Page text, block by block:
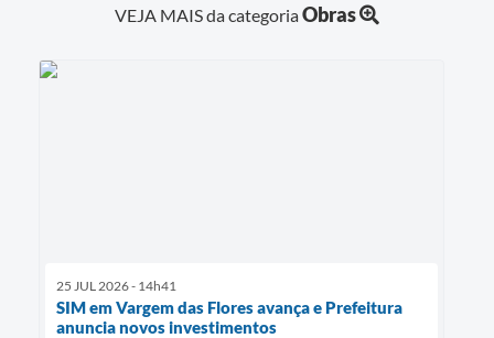
VEJA MAIS da categoriaObras
25 JUL 2026 - 14h41
SIM em Vargem das Flores avança e Prefeitura
anuncia novos investimentos